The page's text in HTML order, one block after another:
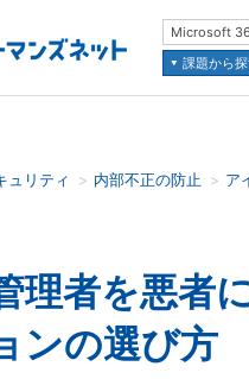
Microsoft
課題から
入力してください
ュリティ 内部不正の防止 ア
理者を悪者
ンの選び方